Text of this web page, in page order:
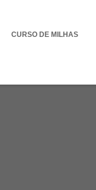
CURSO DE MILHAS